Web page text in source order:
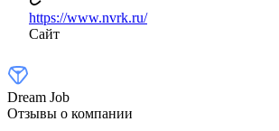
https://www.nvrk.ru/
Сайт
Dream Job
Отзывы о компании